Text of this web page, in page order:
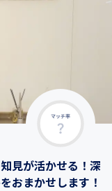
マッチ率
見が活かせる！深
おまかせします！